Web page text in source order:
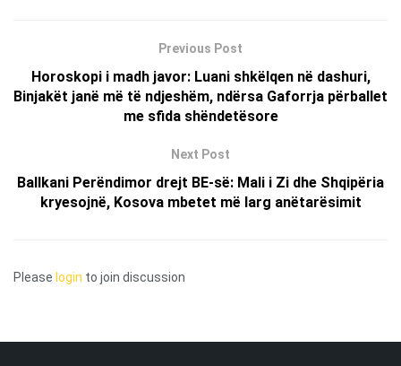
Previous Post
Horoskopi i madh javor: Luani shkëlqen në dashuri,
Binjakët janë më të ndjeshëm, ndërsa Gaforrja përballet
me sfida shëndetësore
Next Post
Ballkani Perëndimor drejt BE-së: Mali i Zi dhe Shqipëria
kryesojnë, Kosova mbetet më larg anëtarësimit
Please login to join discussion